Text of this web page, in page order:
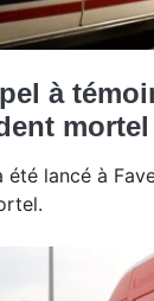
à
mortel
été lancé à